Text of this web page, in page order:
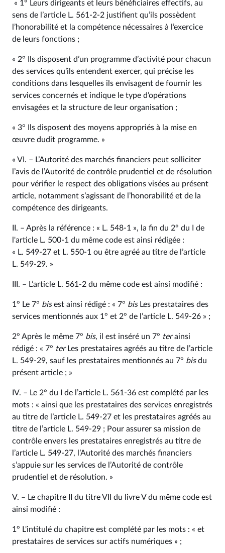
« 1° Leurs dirigeants et leurs bénéficiaires effectifs, au
sens de l’article L. 561‑2‑2 justifient qu’ils possèdent
l’honorabilité et la compétence nécessaires à l’exercice
de leurs fonctions ;
« 2° Ils disposent d’un programme d’activité pour chacun
des services qu’ils entendent exercer, qui précise les
conditions dans lesquelles ils envisagent de fournir les
services concernés et indique le type d’opérations
envisagées et la structure de leur organisation ;
« 3° Ils disposent des moyens appropriés à la mise en
œuvre dudit programme. »
« VI. – L’Autorité des marchés financiers peut solliciter
l’avis de l’Autorité de contrôle prudentiel et de résolution
pour vérifier le respect des obligations visées au présent
article, notamment s’agissant de l’honorabilité et de la
compétence des dirigeants.
II. – Après la référence : « L. 548-1 », la fin du 2° du I de
l'article L. 500-1 du même code est ainsi rédigée :
« L. 549‑27 et L. 550‑1 ou être agréé au titre de l’article
L. 549‑29. »
III. – L’article L. 561‑2 du même code est ainsi modifié :
1° Le 7° bisest ainsi rédigé : « 7° bisLes prestataires des
services mentionnés aux 1° et 2° de l’article L. 549‑26 » ;
2° Après le même 7° bis, il est inséré un 7° terainsi
rédigé : « 7° terLes prestataires agréés au titre de l’article
L. 549‑29, sauf les prestataires mentionnés au 7° bisdu
présent article ; »
IV. – Le 2° du I de l’article L. 561‑36 est complété par les
mots : « ainsi que les prestataires des services enregistrés
au titre de l’article L. 549‑27 et les prestataires agréés au
titre de l’article L. 549‑29 ; Pour assurer sa mission de
contrôle envers les prestataires enregistrés au titre de
l’article L. 549‑27, l’Autorité des marchés financiers
s’appuie sur les services de l’Autorité de contrôle
prudentiel et de résolution. »
V. – Le chapitre II du titre VII du livre V du même code est
ainsi modifié :
1° L'intitulé du chapitre est complété par les mots : « et
prestataires de services sur actifs numériques » ;